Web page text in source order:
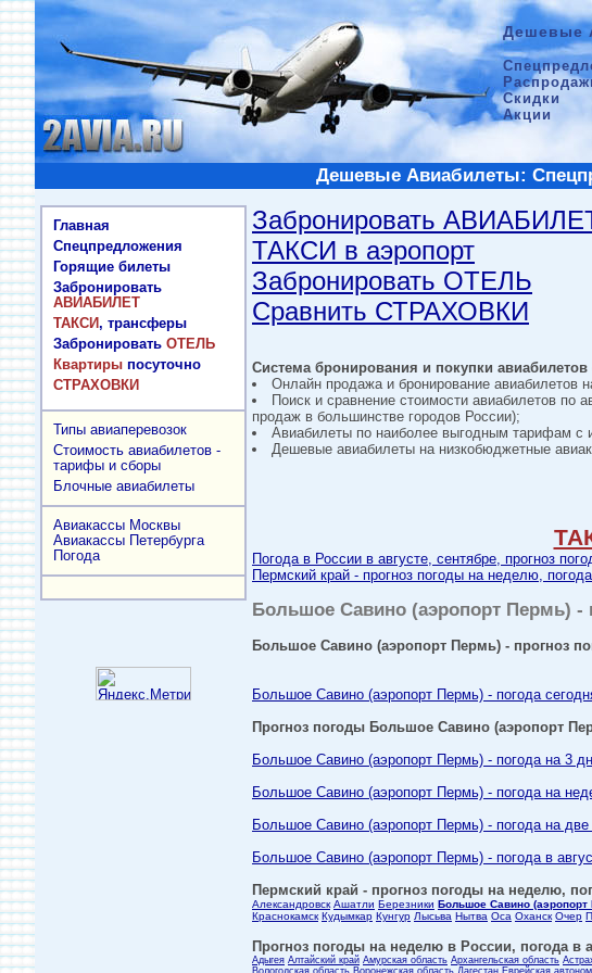
Дешевые
Скидки
Акции
Дешевые Авиабилеты:
Главная
Спецпредложения
Горящие билеты
Забронировать
АВИАБИЛЕТ
ТАКСИ, трансферы
Забронировать ОТЕЛЬ
Квартиры посуточно
СТРАХОВКИ
Типы авиаперевозок
Стоимость авиабилетов -
тарифы и сборы
Блочные авиабилеты
Авиакассы Москвы
Авиакассы Петербурга
Погода
Забронировать
ТАКСИ в аэропорт
Забронировать ОТЕЛЬ
Сравнить СТРАХОВКИ
Система бронирования и покупки авиабилетов
Онлайн продажа и бронирование авиабилетов
Поиск и сравнение стоимости авиабилетов по
продаж в большинстве городов России);
Авиабилеты по наиболее выгодным тарифам с
Дешевые авиабилеты на низкобюджетные
Погода в России в августе, сентябре, прогноз
Пермский край - прогноз погоды на неделю,
Большое Савино (аэропорт Пермь) -
Большое Савино (аэропорт Пермь) - прогноз
Большое Савино (аэропорт Пермь) - погода
Прогноз погоды Большое Савино (аэропорт
Большое Савино (аэропорт Пермь) - погода на 3
Большое Савино (аэропорт Пермь) - погода на
Большое Савино (аэропорт Пермь) - погода на
Большое Савино (аэропорт Пермь) - погода в
Пермский край - прогноз погоды на неделю,
Александровск Ашатли Березники Большое Савино (аэропорт
Краснокамск Кудымкар Кунгур Лысьва Нытва Оса Оханск Очер
Прогноз погоды на неделю в России, погода в
Адыгея Алтайский край Амурская область Архангельская область
Вологодская область Воронежская область Дагестан Еврейская